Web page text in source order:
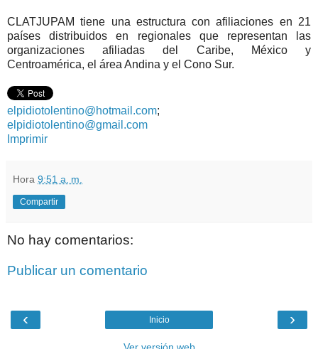
CLATJUPAM tiene una estructura con afiliaciones en 21
países distribuidos en regionales que representan las
organizaciones afiliadas del Caribe, México y
Centroamérica, el área Andina y el Cono Sur.
elpidiotolentino@hotmail.com;
elpidiotolentino@gmail.com
Imprimir
Hora 9:51 a. m.
Compartir
No hay comentarios:
Publicar un comentario
‹ ›
Inicio
Ver versión web